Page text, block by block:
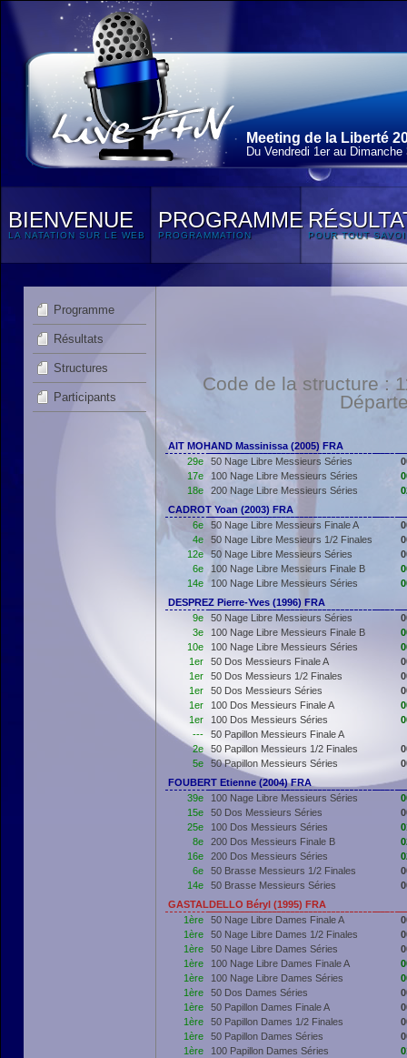
Meeting de la Liberté
Du Vendredi 1erau Dimanche
BIENVENUE
LA NATATION SUR LE WEB
PROGRAMME
PROGRAMMATION POUR TOUT
Programme
Résultats
Structures
Participants
Code de la structure :
AIT MOHAND Massinissa (2005) FRA
29e
50 Nage Libre Messieurs Séries
17e
100 Nage Libre Messieurs Séries
18e
200 Nage Libre Messieurs Séries
CADROT Yoan (2003) FRA
6e
50 Nage Libre Messieurs Finale A
4e
50 Nage Libre Messieurs 1/2 Finales
12e
50 Nage Libre Messieurs Séries
6e
100 Nage Libre Messieurs Finale B
14e
100 Nage Libre Messieurs Séries
DESPREZ Pierre-Yves (1996) FRA
9e
50 Nage Libre Messieurs Séries
3e
100 Nage Libre Messieurs Finale B
10e
100 Nage Libre Messieurs Séries
1er
50 Dos Messieurs Finale A
1er
50 Dos Messieurs 1/2 Finales
1er
50 Dos Messieurs Séries
1er
100 Dos Messieurs Finale A
1er
100 Dos Messieurs Séries
---
50 Papillon Messieurs Finale A
2e
50 Papillon Messieurs 1/2 Finales
5e
50 Papillon Messieurs Séries
FOUBERT Etienne (2004) FRA
39e
100 Nage Libre Messieurs Séries
15e
50 Dos Messieurs Séries
25e
100 Dos Messieurs Séries
8e
200 Dos Messieurs Finale B
16e
200 Dos Messieurs Séries
6e
50 Brasse Messieurs 1/2 Finales
14e
50 Brasse Messieurs Séries
GASTALDELLO Béryl (1995) FRA
1ère
50 Nage Libre Dames Finale A
1ère
50 Nage Libre Dames 1/2 Finales
1ère
50 Nage Libre Dames Séries
1ère
100 Nage Libre Dames Finale A
1ère
100 Nage Libre Dames Séries
1ère
50 Dos Dames Séries
1ère
50 Papillon Dames Finale A
1ère
50 Papillon Dames 1/2 Finales
1ère
50 Papillon Dames Séries
1ère
100 Papillon Dames Séries